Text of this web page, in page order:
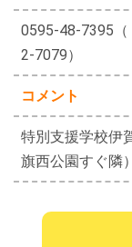
0595-48-7395
2-7079）
コメント
特別支援学校伊
旗西公園すぐ隣）